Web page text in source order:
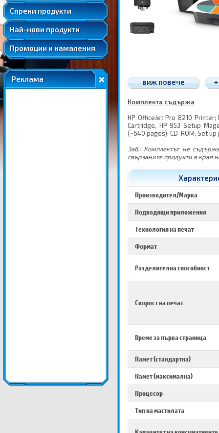
Спрени продукти
Удължени и допълнителни гаранции
Най-нови продукти
Промоции и намаления
Реклама виж повече
Комплекта съдържа
HP OfficeJet Pro 8210 Printer;
Cartridge, HP 953 Setup
(~640 pages); CD-ROM; Set
Заб.: Комплектът не
свързаните продукти в края
Производител/Марка
Подходящи приложения
Технология на печат
Формат
Разделителна способност
Скорост на печат
Време за първа страница
Памет (стандартна)
Памет (максимална)
Процесор
Тип на мастилата